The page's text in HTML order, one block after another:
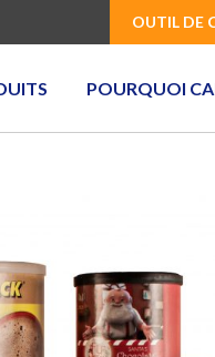
OUTIL DE
POURQUOI